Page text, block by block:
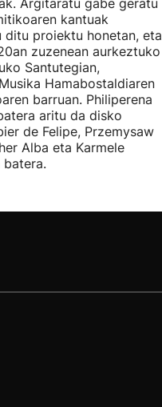
Argitaratu gabe geratu
kantuak
ditu proiektu honetan, eta
zuzenean aurkeztuko
Santutegian,
Hamabostaldiaren
barruan. Philiperena
aritu da disko
de Felipe, Przemysaw
Alba eta Karmele